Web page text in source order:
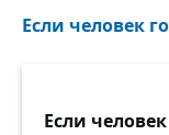
Если человек
Если